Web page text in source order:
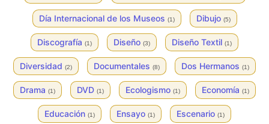
Día Internacional de los Museos (1) Dibujo (5)
Discografía (1) Diseño (3) Diseño Textil (1)
Diversidad (2) Documentales (8) Dos Hermanos (1)
Drama (1) DVD (1) Ecologismo (1) Economía (1)
Educación (1) Ensayo (1) Escenario (1)